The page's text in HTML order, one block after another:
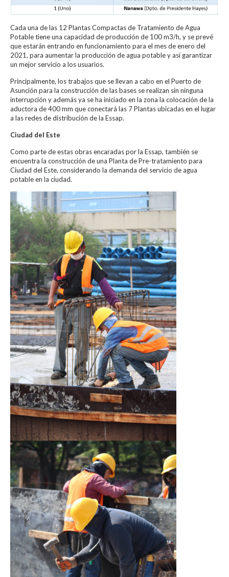
Cada una de las 12 Plantas Compactas de Tratamiento de Agua
Potable tiene una capacidad de producción de 100 m3/h, y se prevé
que estarán entrando en funcionamiento para el mes de enero del
2021, para aumentar la producción de agua potable y así garantizar
un mejor servicio a los usuarios.
Principalmente, los trabajos que se llevan a cabo en el Puerto de
Asunción para la construcción de las bases se realizan sin ninguna
interrupción y además ya se ha iniciado en la zona la colocación de la
aductora de 400 mm que conectará las 7 Plantas ubicadas en el lugar
a las redes de distribución de la Essap.
Ciudad del Este
Como parte de estas obras encaradas por la Essap, también se
encuentra la construcción de una Planta de Pre-tratamiento para
Ciudad del Este, considerando la demanda del servicio de agua
potable en la ciudad.